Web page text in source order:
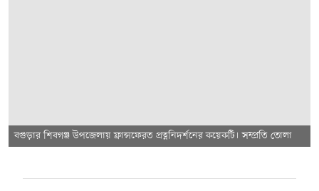
বগুড়ার শিবগঞ্জ উপজেলায় ফ্রান্সফেরত প্রত্ননিদর্শনের কয়েকটি। সম্প্রতি তোলা